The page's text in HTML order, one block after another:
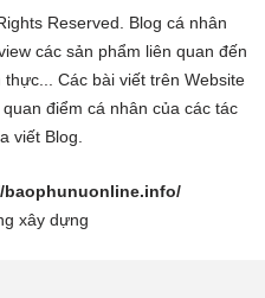
Reserved. Blog cá nhân
các sản phẩm liên quan đến
Các bài viết trên Website
điểm cá nhân của các tác
viết Blog.
baophunuonline.info/
xây dựng